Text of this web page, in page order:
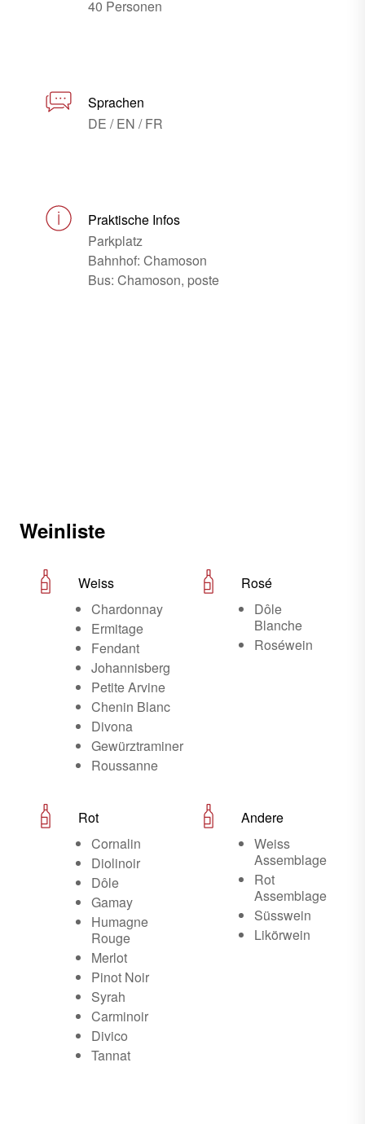
40 Personen
Sprachen
DE / EN / FR
Praktische Infos
Parkplatz
Bahnhof: Chamoson
Bus: Chamoson, poste
Weinliste
Weiss
Chardonnay
Ermitage
Fendant
Johannisberg
Petite Arvine
Chenin Blanc
Divona
Gewürztraminer
Roussanne
Rosé
Dôle
Blanche
Roséwein
Rot
Cornalin
Diolinoir
Dôle
Gamay
Humagne
Rouge
Merlot
Pinot Noir
Syrah
Carminoir
Divico
Tannat
Andere
Weiss
Assemblage
Rot
Assemblage
Süsswein
Likörwein